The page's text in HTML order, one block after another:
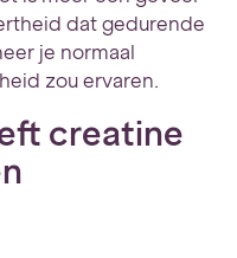
dat gedurende
je normaal
zou ervaren.
creatine